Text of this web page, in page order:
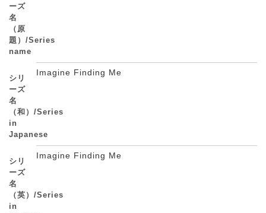
ーズ
名
（原
題）/Series
name
シリ
ーズ
名
（和）/Series
in
Japanese
Imagine Finding Me
シリ
ーズ
名
（英）/Series
in
Imagine Finding Me